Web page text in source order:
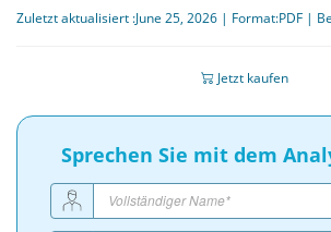
Zuletzt aktualisiert :June 25, 2026 | Format:PDF |
Jetzt kaufen
Sprechen Sie mit dem